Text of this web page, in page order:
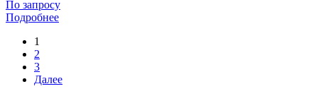
По запросу
Подробнее
1
2
3
Далее